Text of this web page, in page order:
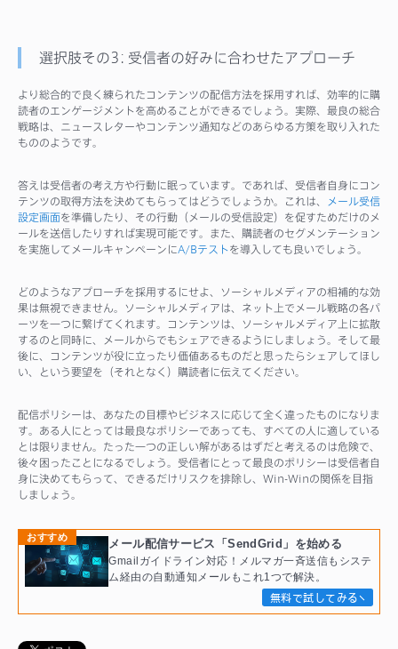
選択肢その3: 受信者の好みに合わせたアプローチ
より総合的で良く練られたコンテンツの配信方法を採用すれば、効率的に購
読者のエンゲージメントを高めることができるでしょう。実際、最良の総合
戦略は、ニュースレターやコンテンツ通知などのあらゆる方策を取り入れた
もののようです。
答えは受信者の考え方や行動に眠っています。であれば、受信者自身にコン
テンツの取得方法を決めてもらってはどうでしょうか。これは、
メール受信
設定画面を準備したり、その行動（メールの受信設定）を促すためだけのメ
ールを送信したりすれば実現可能です。また、購読者のセグメンテーション
を実施してメールキャンペーンにA/Bテストを導入しても良いでしょう。
どのようなアプローチを採用するにせよ、ソーシャルメディアの相補的な効
果は無視できません。ソーシャルメディアは、ネット上でメール戦略の各パ
ーツを一つに繋げてくれます。コンテンツは、ソーシャルメディア上に拡散
するのと同時に、メールからでもシェアできるようにしましょう。そして最
後に、コンテンツが役に立ったり価値あるものだと思ったらシェアしてほし
い、という要望を（それとなく）購読者に伝えてください。
配信ポリシーは、あなたの目標やビジネスに応じて全く違ったものになりま
す。ある人にとっては最良なポリシーであっても、すべての人に適している
とは限りません。たった一つの正しい解があるはずだと考えるのは危険で、
後々困ったことになるでしょう。受信者にとって最良のポリシーは受信者自
身に決めてもらって、できるだけリスクを排除し、Win-Winの関係を目指
しましょう。
おすすめ
メール配信サービス「SendGrid」を始める
Gmailガイドライン対応！メルマガ一斉送信もシステ
ム経由の自動通知メールもこれ1つで解決。
無料で試してみる